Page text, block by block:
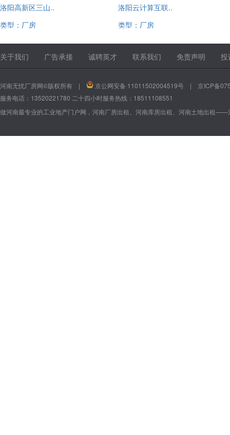
洛阳高新区三山..
类型：厂房
13520221780
洛阳云计算互联..
类型：厂房
13520221780
关于我们
广告承接 诚聘英才 联系我们 免责声明 投
河南无忧厂房网©版权所有 | 京公网安备 11011502004519号 | 京ICP备
服务电话：13520221780 二十四小时服务热线：18511108551
做河南最专业的工业地产门户网，河南厂房出租、河南库房出租、河南土地出租